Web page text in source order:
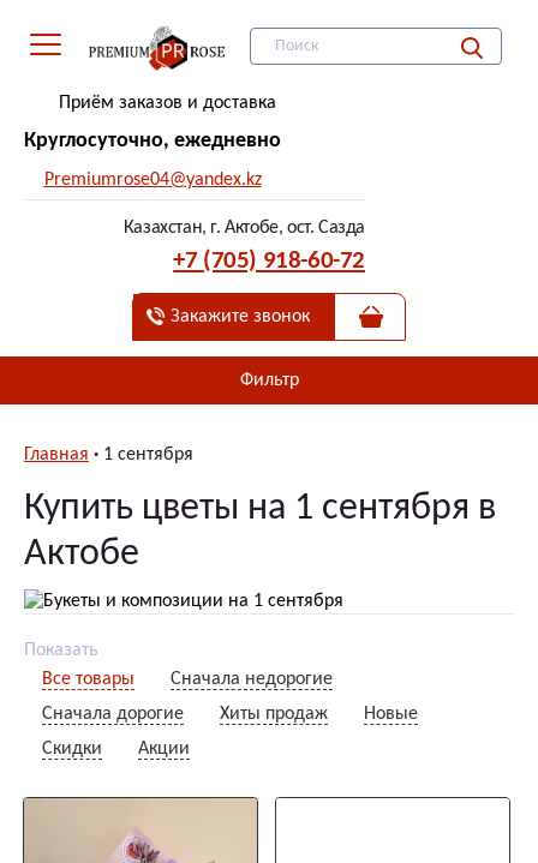
Приём заказов и доставка
Круглосуточно, ежедневно
Premiumrose04@yandex.kz
Казахстан, г. Актобе, ост. Сазда
+7 (705) 918-60-72
Закажите звонок
Фильтр
Главная 1 сентября
Купить цветы на 1 сентября в
Актобе
Показать
Все товары
Сначала недорогие
Сначала дорогие
Хиты продаж
Новые
Скидки
Акции